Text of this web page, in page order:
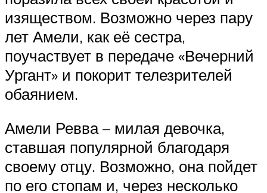
изяществом. Возможно через пару
лет Амели, как её сестра,
поучаствует в передаче «Вечерний
Ургант» и покорит телезрителей
обаянием.
Амели Ревва – милая девочка,
ставшая популярной благодаря
своему отцу. Возможно, она пойдет
по его стопам и, через несколько